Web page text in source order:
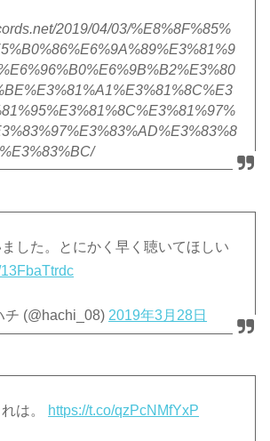
2019/04/03/%E8%8F%85%
した。とにかく早く聴いてほしい
(@hachi_08) 2019年3月28日
は。 https://t.co/qzPcNMfYxP